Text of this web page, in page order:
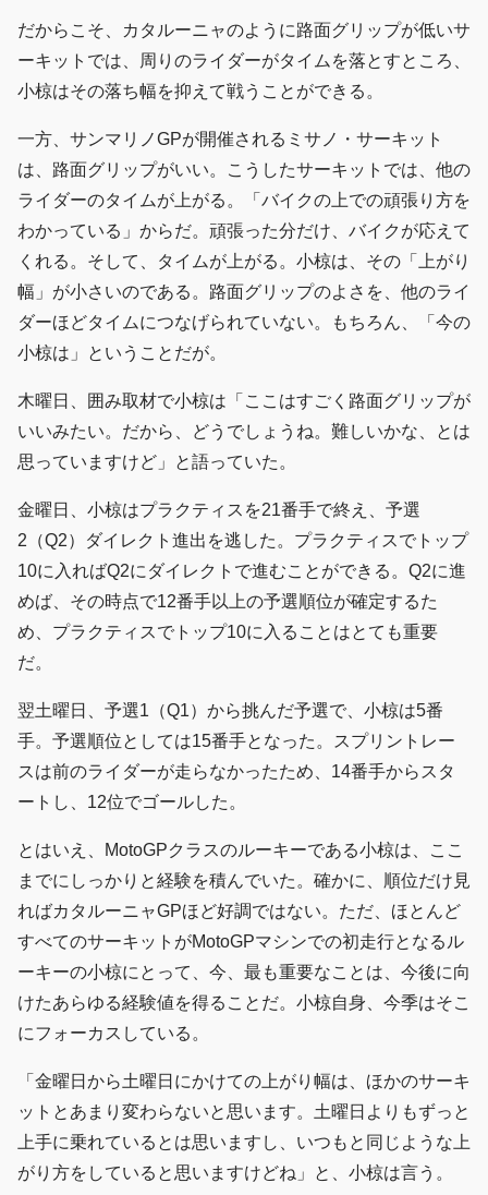
だからこそ、カタルーニャのように路面グリップが低いサ
ーキットでは、周りのライダーがタイムを落とすところ、
小椋はその落ち幅を抑えて戦うことができる。
一方、サンマリノGPが開催されるミサノ・サーキット
は、路面グリップがいい。こうしたサーキットでは、他の
ライダーのタイムが上がる。「バイクの上での頑張り方を
わかっている」からだ。頑張った分だけ、バイクが応えて
くれる。そして、タイムが上がる。小椋は、その「上がり
幅」が小さいのである。路面グリップのよさを、他のライ
ダーほどタイムにつなげられていない。もちろん、「今の
小椋は」ということだが。
木曜日、囲み取材で小椋は「ここはすごく路面グリップが
いいみたい。だから、どうでしょうね。難しいかな、とは
思っていますけど」と語っていた。
金曜日、小椋はプラクティスを21番手で終え、予選
2（Q2）ダイレクト進出を逃した。プラクティスでトップ
10に入ればQ2にダイレクトで進むことができる。Q2に進
めば、その時点で12番手以上の予選順位が確定するた
め、プラクティスでトップ10に入ることはとても重要
だ。
翌土曜日、予選1（Q1）から挑んだ予選で、小椋は5番
手。予選順位としては15番手となった。スプリントレー
スは前のライダーが走らなかったため、14番手からスタ
ートし、12位でゴールした。
とはいえ、MotoGPクラスのルーキーである小椋は、ここ
までにしっかりと経験を積んでいた。確かに、順位だけ見
ればカタルーニャGPほど好調ではない。ただ、ほとんど
すべてのサーキットがMotoGPマシンでの初走行となるル
ーキーの小椋にとって、今、最も重要なことは、今後に向
けたあらゆる経験値を得ることだ。小椋自身、今季はそこ
にフォーカスしている。
「金曜日から土曜日にかけての上がり幅は、ほかのサーキ
ットとあまり変わらないと思います。土曜日よりもずっと
上手に乗れているとは思いますし、いつもと同じような上
がり方をしていると思いますけどね」と、小椋は言う。